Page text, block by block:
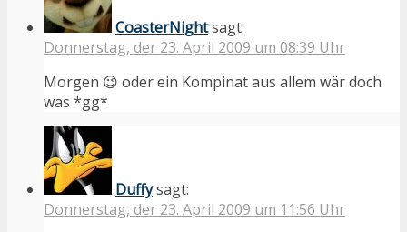
CoasterNightsagt:
Donnerstag, der 23. April 2009 um 08:39 Uhr
Morgen 😉 oder ein Kompinat aus allem wär doch
was *gg*
Duffysagt:
Donnerstag, der 23. April 2009 um 11:56 Uhr